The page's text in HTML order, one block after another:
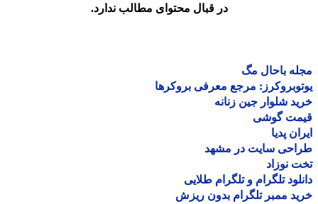
در قبال محتوای مطالب ندارد.
باحال مگ
مرجع معرفی بروکرها
شلوار جین زنانه
گوشی
پدیا
سایت در مشهد
نوزاد
تلگرام و تلگرام طلایی
ممبر تلگرام بدون ریزش